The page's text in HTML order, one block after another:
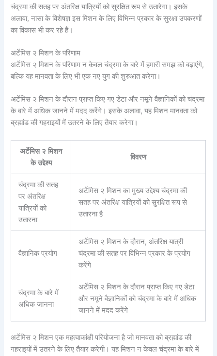
चंद्रमा की सतह पर अंतरिक्ष यात्रियों को सुरक्षित रूप से उतारेगा। इसके
अलावा, नासा के विशेषज्ञ इस मिशन के लिए विभिन्न प्रकार के सुरक्षा उपकरणों
का विकास भी कर रहे हैं।
अर्टेमिस २ मिशन के परिणाम
अर्टेमिस २ मिशन के परिणाम न केवल चंद्रमा के बारे में हमारी समझ को बढ़ाएंगे,
बल्कि यह मानवता के लिए भी एक नए युग की शुरुआत करेगा।
अर्टेमिस २ मिशन के दौरान प्राप्त किए गए डेटा और नमूने वैज्ञानिकों को चंद्रमा
के बारे में अधिक जानने में मदद करेंगे। इसके अलावा, यह मिशन मानवता को
ब्रह्मांड की गहराइयों में उतरने के लिए तैयार करेगा।
अर्टेमिस २ मिशन
के उद्देश्य
विवरण
चंद्रमा की सतह
पर अंतरिक्ष
यात्रियों को
उतारना
अर्टेमिस २ मिशन का मुख्य उद्देश्य चंद्रमा की
सतह पर अंतरिक्ष यात्रियों को सुरक्षित रूप से
उतारना है
वैज्ञानिक प्रयोग
अर्टेमिस २ मिशन के दौरान, अंतरिक्ष यात्री
चंद्रमा की सतह पर विभिन्न प्रकार के प्रयोग
करेंगे
चंद्रमा के बारे में
अधिक जानना
अर्टेमिस २ मिशन के दौरान प्राप्त किए गए डेटा
और नमूने वैज्ञानिकों को चंद्रमा के बारे में अधिक
जानने में मदद करेंगे
अर्टेमिस २ मिशन एक महत्वाकांक्षी परियोजना है जो मानवता को ब्रह्मांड की
गहराइयों में उतरने के लिए तैयार करेगी। यह मिशन न केवल चंद्रमा के बारे में